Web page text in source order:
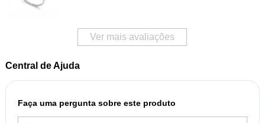
Ver mais avaliações
Central de Ajuda
Faça uma pergunta sobre este produto